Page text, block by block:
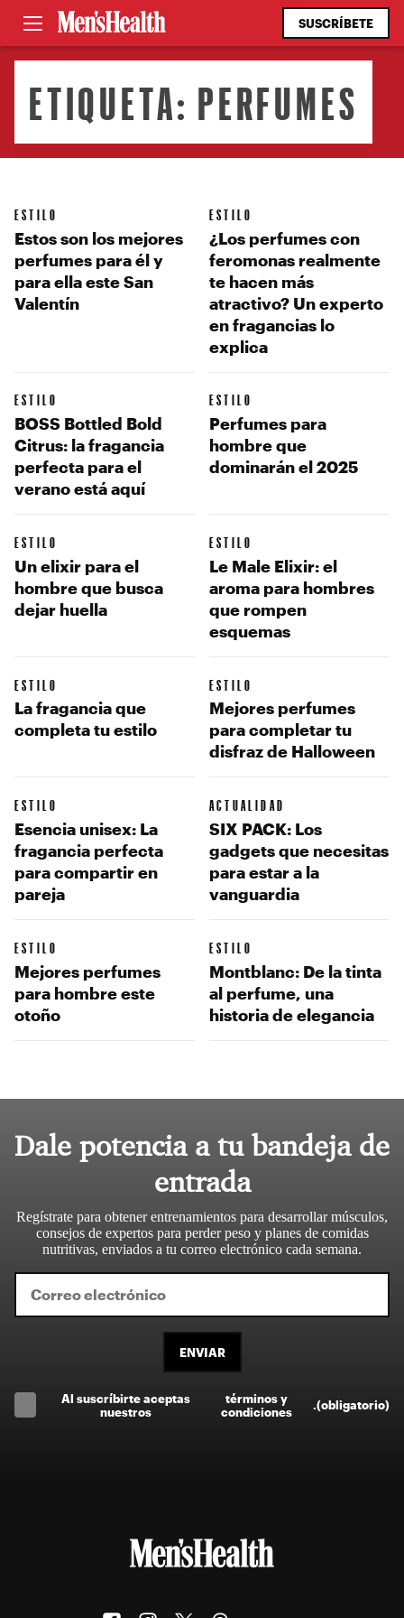
SUSCRÍBETE
ETIQUETA: PERFUMES
ESTILO
Estos son los mejores
perfumes para él y
para ella este San
Valentín
ESTILO
¿Los perfumes con
feromonas realmente
te hacen más
atractivo? Un experto
en fragancias lo
explica
ESTILO
BOSS Bottled Bold
Citrus: la fragancia
perfecta para el
verano está aquí
ESTILO
Perfumes para
hombre que
dominarán el 2025
ESTILO
Un elixir para el
hombre que busca
dejar huella
ESTILO
Le Male Elixir: el
aroma para hombres
que rompen
esquemas
ESTILO
La fragancia que
completa tu estilo
ESTILO
Mejores perfumes
para completar tu
disfraz de Halloween
ESTILO
Esencia unisex: La
fragancia perfecta
para compartir en
pareja
ACTUALIDAD
SIX PACK: Los
gadgets que necesitas
para estar a la
vanguardia
ESTILO
Mejores perfumes
para hombre este
otoño
ESTILO
Montblanc: De la tinta
al perfume, una
historia de elegancia
Dale potencia a tu bandeja de
entrada
Regístrate para obtener entrenamientos para desarrollar músculos,
consejos de expertos para perder peso y planes de comidas
nutritivas, enviados a tu correo electrónico cada semana.
ENVIAR
Al suscríbirte aceptas
nuestros
términos y
condiciones
.(obligatorio)